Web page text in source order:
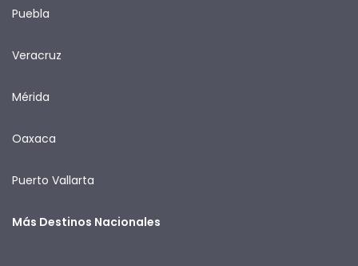
Puebla
Veracruz
Mérida
Oaxaca
Puerto Vallarta
Más Destinos Nacionales